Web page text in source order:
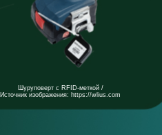
Шуруповерт с RFID-меткой /
Источник изображения: https://wlius.com